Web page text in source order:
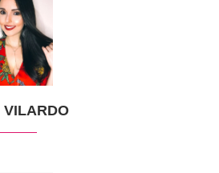
VILARDO